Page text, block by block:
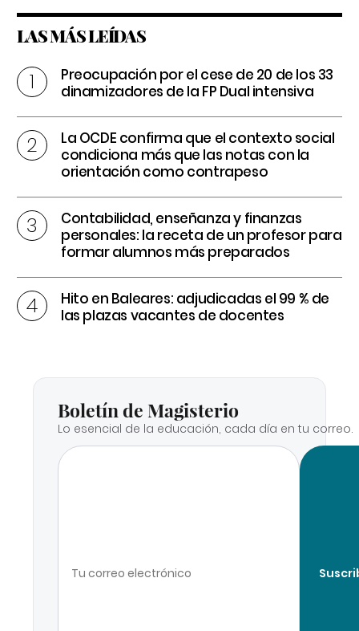
LAS MÁS LEÍDAS
Preocupación por el cese de 20 de los 33
dinamizadores de la FP Dual intensiva
La OCDE confirma que el contexto social
condiciona más que las notas con la
orientación como contrapeso
Contabilidad, enseñanza y finanzas
personales: la receta de un profesor para
formar alumnos más preparados
Hito en Baleares: adjudicadas el 99 % de
las plazas vacantes de docentes
Boletín de Magisterio
Lo esencial de la educación, cada día en tu correo.